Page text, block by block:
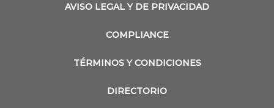
AVISO LEGAL Y DE PRIVACIDAD
COMPLIANCE
TÉRMINOS Y CONDICIONES
DIRECTORIO